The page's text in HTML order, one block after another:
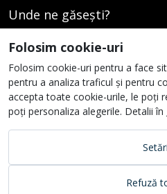
Unde ne găsești?
Urmați-ne
Folosim cookie-uri
Folosim cookie-uri pentru a face
pentru a analiza traficul și pentru
accepta toate cookie-urile, le poți
poți personaliza alegerile. Detalii în
Setări
Refuză